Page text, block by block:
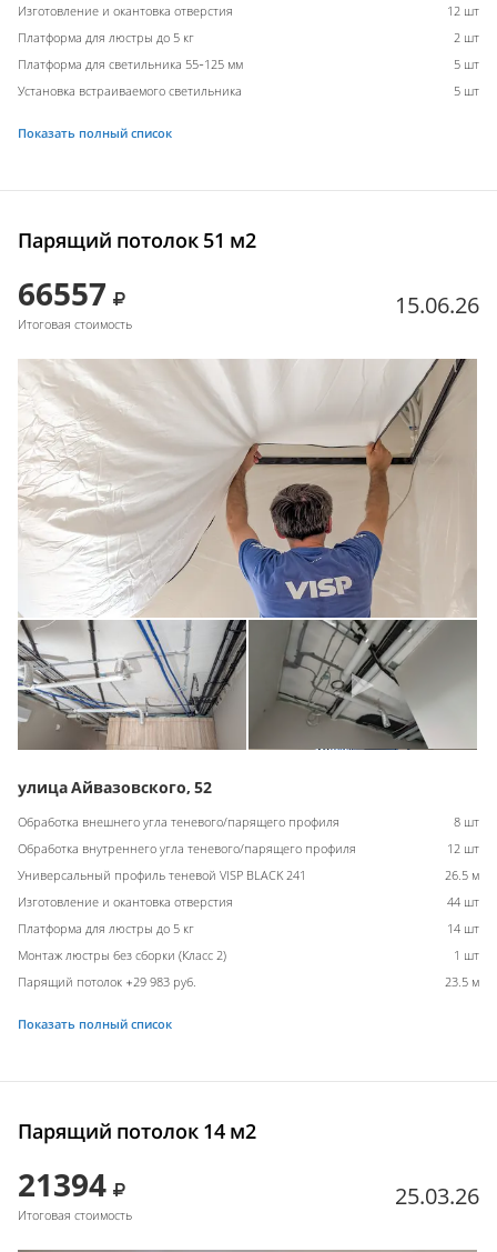
Изготовление и окантовка отверстия
12 шт
Платформа для люстры до 5 кг
2 шт
Платформа для светильника 55-125 мм
5 шт
Установка встраиваемого светильника
5 шт
Показать полный список
Парящий потолок 51 м2
66557
Итоговая стоимость
15.06.26
улица Айвазовского, 52
Обработка внешнего угла теневого/парящего профиля
8 шт
Обработка внутреннего угла теневого/парящего профиля
12 шт
Универсальный профиль теневой VISP BLACK 241
26.5 м
Изготовление и окантовка отверстия
44 шт
Платформа для люстры до 5 кг
14 шт
Монтаж люстры без сборки (Класс 2)
1 шт
Парящий потолок +29 983 руб.
23.5 м
Показать полный список
Парящий потолок 14 м2
21394
Итоговая стоимость
25.03.26